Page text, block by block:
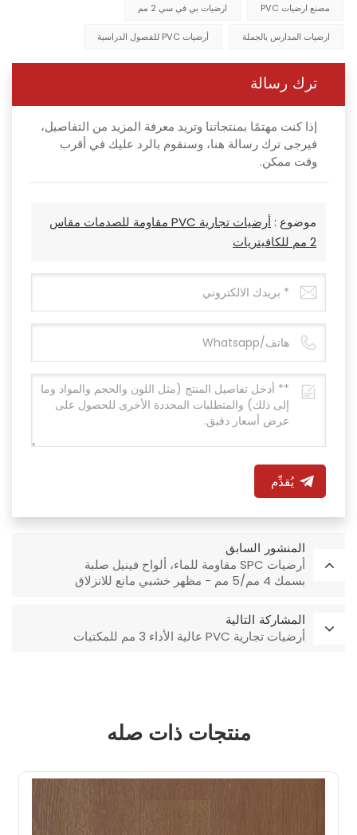
مصنع ارضيات PVC ارضيات بي في سي 2 مم
ارضيات المدارس بالجملة أرضيات PVC للفصول الدراسية
ترك رسالة
إذا كنت مهتمًا بمنتجاتنا وتريد معرفة المزيد من التفاصيل،
فيرجى ترك رسالة هنا، وسنقوم بالرد عليك في أقرب
وقت ممكن.
موضوع :
أرضيات تجارية PVC مقاومة للصدمات مقاس
2 مم للكافيتريات
يُقدِّم
المنشور السابق
أرضيات SPC مقاومة للماء، ألواح فينيل صلبة
بسمك 4 مم/5 مم - مظهر خشبي مانع للانزلاق
المشاركة التالية
أرضيات تجارية PVC عالية الأداء 3 مم للمكتبات
منتجات ذات صله